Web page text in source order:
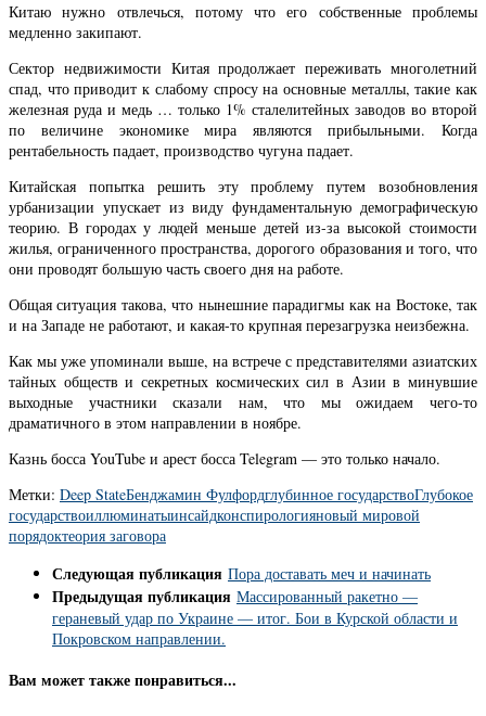
Китаю нужно отвлечься, потому что его собственные проблемы
медленно закипают.
Сектор недвижимости Китая продолжает переживать многолетний
спад, что приводит к слабому спросу на основные металлы, такие как
железная руда и медь … только 1% сталелитейных заводов во второй
по величине экономике мира являются прибыльными. Когда
рентабельность падает, производство чугуна падает.
Китайская попытка решить эту проблему путем возобновления
урбанизации упускает из виду фундаментальную демографическую
теорию. В городах у людей меньше детей из-за высокой стоимости
жилья, ограниченного пространства, дорогого образования и того, что
они проводят большую часть своего дня на работе.
Общая ситуация такова, что нынешние парадигмы как на Востоке, так
и на Западе не работают, и какая-то крупная перезагрузка неизбежна.
Как мы уже упоминали выше, на встрече с представителями азиатских
тайных обществ и секретных космических сил в Азии в минувшие
выходные участники сказали нам, что мы ожидаем чего-то
драматичного в этом направлении в ноябре.
Казнь босса YouTube и арест босса Telegram — это только начало.
Метки: Deep StateБенджамин Фулфордглубинное государствоГлубокое
государствоиллюминатыинсайдконспирологияновый мировой
порядоктеория заговора
Следующая публикация Пора доставать меч и начинать
Предыдущая публикация Массированный ракетно —
гераневый удар по Украине — итог. Бои в Курской области и
Покровском направлении.
Вам может также понравиться...